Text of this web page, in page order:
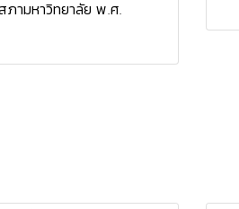
ภามหาวิทยาลัย พ.ศ.